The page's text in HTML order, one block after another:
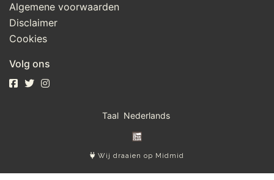
Algemene voorwaarden
Disclaimer
Cookies
Volg ons
Taal
Wij draaien op Midmid